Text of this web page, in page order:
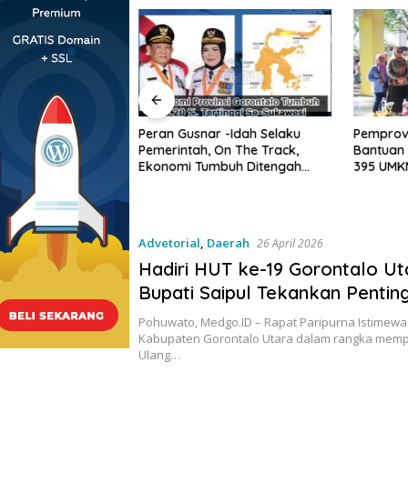
Hadirkan Kartu
di Kelurahan
Perkuat Skrining
Tinggi
Peran Gusnar -Idah Selaku
Pemerintah, On The Track,
Ekonomi Tumbuh Ditengah
Bantuan
395
Advetorial Daerah 26 April 2026
Hadiri HUT ke-19 Gorontalo
Bupati Saipul Tekankan
Sinergi Kemajuan Wilayah
Utara
Pohuwato, Medgo.ID – Rapat Paripurna Istimewa
Kabupaten Gorontalo Utara dalam rangka
Ulang…